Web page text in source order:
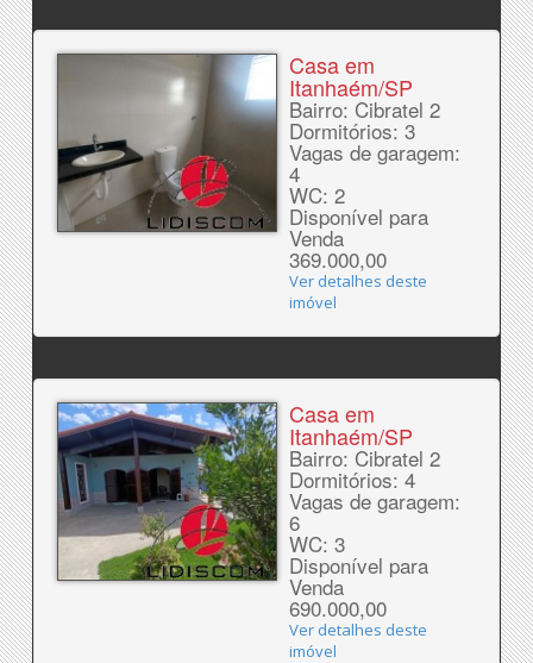
Casa em
Itanhaém/SP
Bairro: Cibratel 2
Dormitórios: 3
Vagas de garagem:
4
WC: 2
Disponível para
Venda
369.000,00
Ver detalhes deste
imóvel
Casa em
Itanhaém/SP
Bairro: Cibratel 2
Dormitórios: 4
Vagas de garagem:
6
WC: 3
Disponível para
Venda
690.000,00
Ver detalhes deste
imóvel